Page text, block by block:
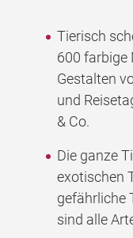
Tierisch
600 farbige
Gestalten
und
& Co.
Die ganze
exotischen
gefährliche
sind alle